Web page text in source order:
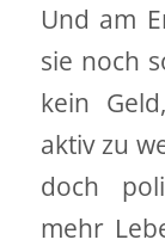
Und am
sie noch
kein
aktiv zu
doch
mehr